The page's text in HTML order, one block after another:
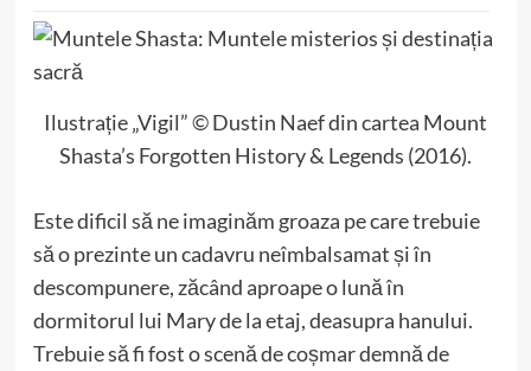
Ilustrație „Vigil” © Dustin Naef din cartea Mount
Shasta’s Forgotten History & Legends (2016).
Este dificil să ne imaginăm groaza pe care trebuie
să o prezinte un cadavru neîmbalsamat și în
descompunere, zăcând aproape o lună în
dormitorul lui Mary de la etaj, deasupra hanului.
Trebuie să fi fost o scenă de coșmar demnă de